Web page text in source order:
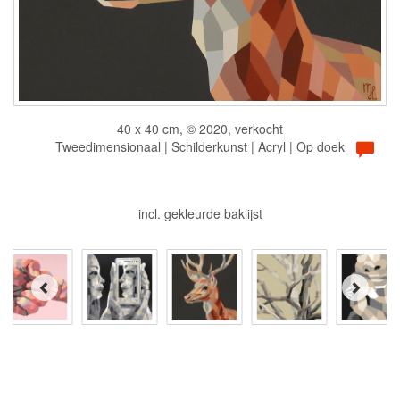
40 x 40 cm, © 2020, verkocht
Tweedimensionaal | Schilderkunst | Acryl | Op doek
incl. gekleurde baklijst